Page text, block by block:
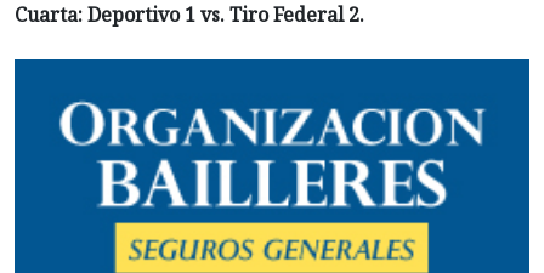
Cuarta: Deportivo 1 vs. Tiro Federal 2.